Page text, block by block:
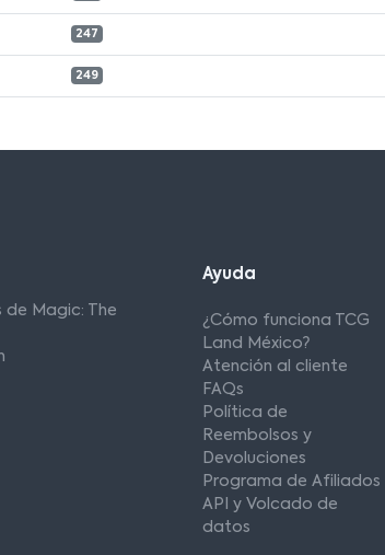
247
249
de Magic: The
Ayuda
¿Cómo funciona TCG
Land México?
Atención al cliente
FAQs
Política de
Reembolsos y
Devoluciones
Programa de Afiliados
API y Volcado de
datos